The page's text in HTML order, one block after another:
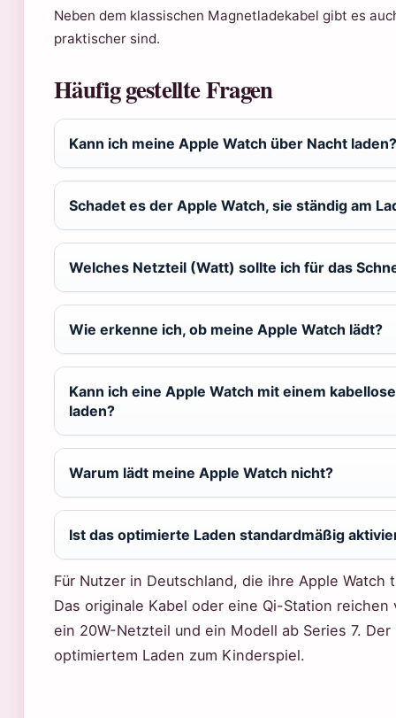
Neben dem klassischen Magnetladekabel gibt es
praktischer sind.
Häufig gestellte Fragen
Kann ich meine Apple Watch über Nacht laden?
Schadet es der Apple Watch, sie ständig am
Welches Netzteil (Watt) sollte ich für das
Wie erkenne ich, ob meine Apple Watch lädt?
Kann ich eine Apple Watch mit einem
laden?
Warum lädt meine Apple Watch nicht?
Ist das optimierte Laden standardmäßig
Für Nutzer in Deutschland, die ihre Apple
Das originale Kabel oder eine Qi-Station
ein 20W-Netzteil und ein Modell ab Series 7.
optimiertem Laden zum Kinderspiel.